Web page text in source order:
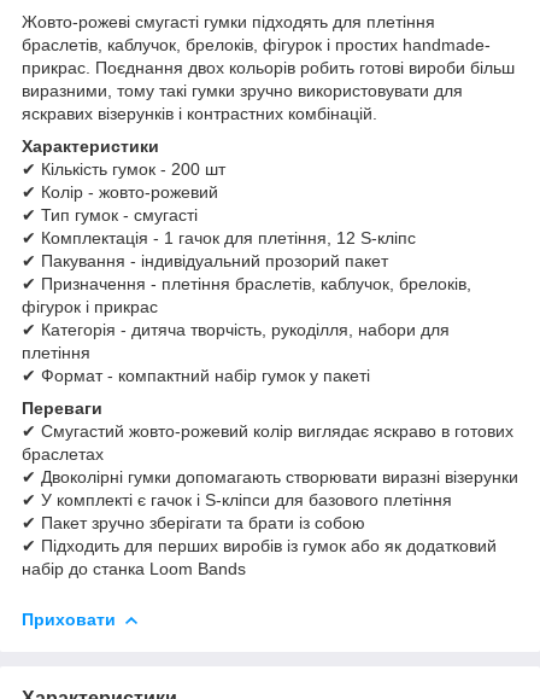
Жовто-рожеві смугасті гумки підходять для плетіння
браслетів, каблучок, брелоків, фігурок і простих handmade-
прикрас. Поєднання двох кольорів робить готові вироби більш
виразними, тому такі гумки зручно використовувати для
яскравих візерунків і контрастних комбінацій.
Характеристики
✔ Кількість гумок - 200 шт
✔ Колір - жовто-рожевий
✔ Тип гумок - смугасті
✔ Комплектація - 1 гачок для плетіння, 12 S-кліпс
✔ Пакування - індивідуальний прозорий пакет
✔ Призначення - плетіння браслетів, каблучок, брелоків,
фігурок і прикрас
✔ Категорія - дитяча творчість, рукоділля, набори для
плетіння
✔ Формат - компактний набір гумок у пакеті
Переваги
✔ Смугастий жовто-рожевий колір виглядає яскраво в готових
браслетах
✔ Двоколірні гумки допомагають створювати виразні візерунки
✔ У комплекті є гачок і S-кліпси для базового плетіння
✔ Пакет зручно зберігати та брати із собою
✔ Підходить для перших виробів із гумок або як додатковий
набір до станка Loom Bands
Приховати